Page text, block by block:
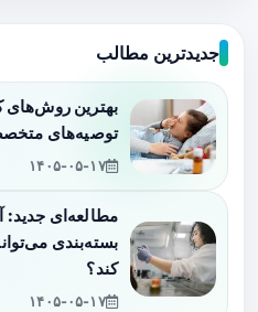
جدیدترین مطالب
بهترین روش‌های
توصیه‌های
۱۴۰۵-۰۵-۱۷
مطالعه‌ای جدید:
بسته‌بندی
کند؟
۱۴۰۵-۰۵-۱۷